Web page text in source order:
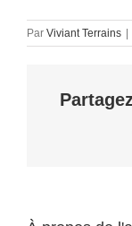
Par Viviant Terrains